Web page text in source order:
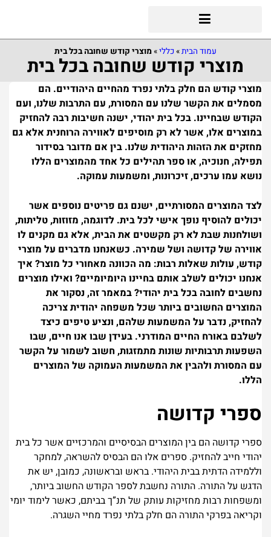
עמוד הבית»כללי»מוצרי קודש שחובה בכל בית
מוצרי קודש שחובה בכל בית
מוצרי קודש הם חלק בלתי נפרד מהחיים היהודיים. הם
מסמלים את הקשר שלנו עם המסורת, עם התרבות שלנו, ועם
הקודש שבחיינו. בכל בית יהודי, ישנה חשיבות רבה להחזיק
במוצרים אלו, אשר לא רק מוסיפים לאווירה הרוחנית אלא גם
מחזקים את הזהות היהודית שלנו. בין אם מדובר בסידור
תפילה, חנוכיה, או ספר תהילים כל אחד מהמוצרים הללו
נושא עמו ערכים, זיכרונות, ומשמעות עמוקה.
לצד המוצרים המסורתיים, ישנם גם פריטים נוספים אשר
יכולים להוסיף נופך אישי לכל בית. לדוגמה, מזוזות, טליתות,
ושולחנות שבת לא רק מקשטים את הבית, אלא גם מקנים לו
אווירה של קדושה ושל שמירה. כשאנחנו מדברים על מוצרי
קודש, עולות שאלות רבות: מה הכוונה מאחורי כל מוצר? איך
אנחנו יכולים לשלב אותם בחיינו היומיומיים? ואילו מוצרים
נחשבים לחובה בכל בית יהודי? במאמר זה, נסקור את
המוצרים החשובים ביותר שכל משפחה יהודית צריכה
להחזיק, נדבר על המשמעות שלהם, ונציע טיפים כיצד
לשלבם באורח החיים המודרני. בעידן שבו אנו חיים, שבו
השפעות תרבותיות שונות מתמזגות, חשוב לשמור על הקשר
עם המסורת ולהבין את המשמעות העמוקה של המוצרים
הללו.
ספרי קדושה
ספרי קדושה הם בין המוצרים הבסיסיים והמרכזיים אשר כל בית
יהודי חייב להחזיק. ספרים אלו הם הבסיס להשראה, למחקר
וללמידה הדתית בבית היהודי. בראש ובראשונה, כמובן, יש את
הדגש על התורה. התורה נחשבת לספר הקודש החשוב ביותר,
ומשפחות רבות מחזיקות עותק של תנ”ך בביתם, כאשר לימוד יומי
וקריאה בפרקי התורה הם חלק בלתי נפרד מחיי השגרה.